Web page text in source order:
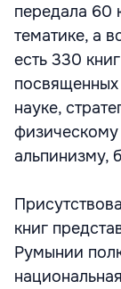
передала 60
тематике, а
есть 330
науке,
альпинизму,
книг
Румынии